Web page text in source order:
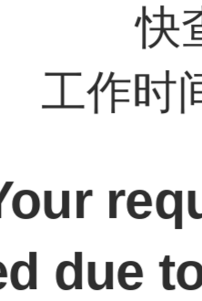
：8月6
亿元
04:32
快
工作时
due